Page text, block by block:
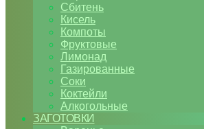
Сбитень
Кисель
Компоты
Фруктовые
Лимонад
Газированные
Соки
Коктейли
Алкогольные
ЗАГОТОВКИ